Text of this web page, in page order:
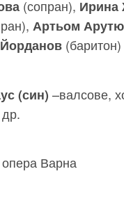
(сопран), Ирина
Артьом
(баритон)
(син) –валсове,
Варна